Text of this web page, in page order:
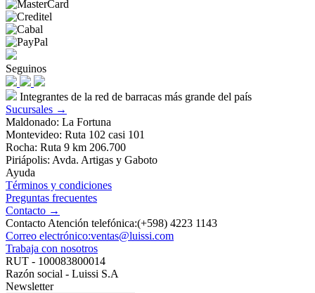
Seguinos
Integrantes de la red de barracas más grande del país
Sucursales →
Maldonado: La Fortuna
Montevideo: Ruta 102 casi 101
Rocha: Ruta 9 km 206.700
Piriápolis: Avda. Artigas y Gaboto
Ayuda
Términos y condiciones
Preguntas frecuentes
Contacto →
Contacto Atención telefónica:(+598) 4223 1143
Correo electrónico:ventas@luissi.com
Trabaja con nosotros
RUT - 100083800014
Razón social - Luissi S.A
Newsletter